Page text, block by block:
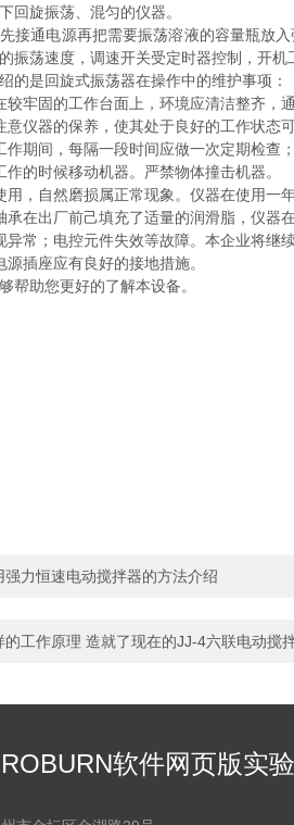
回旋振荡、混匀的仪器。
通电源再把需要振荡溶液的容量瓶放入
振荡速度，调速开关受定时器控制，开机
是回旋式振荡器在操作中的维护事项：
牢固的工作台面上，环境应清洁整齐，
仪器的保养，使其处于良好的工作状态
间，每隔一段时间应做一次定期检查
时候移动机器。严禁物体撞击机器。
自然磨损属正常现象。仪器在使用一
出厂前己填充了适量的润滑脂，仪器
；电控元件失效等故障。本企业将继
插座应有良好的接地措施。
助您更好的了解本设备。
强力恒速电动搅拌器的方法介绍
的工作原理 造就了现在的JJ-4六联电动搅
软件网页版实验